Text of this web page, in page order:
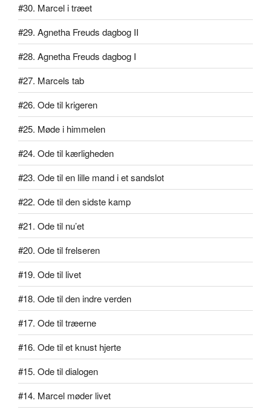
#30. Marcel i træet
#29. Agnetha Freuds dagbog II
#28. Agnetha Freuds dagbog I
#27. Marcels tab
#26. Ode til krigeren
#25. Møde i himmelen
#24. Ode til kærligheden
#23. Ode til en lille mand i et sandslot
#22. Ode til den sidste kamp
#21. Ode til nu’et
#20. Ode til frelseren
#19. Ode til livet
#18. Ode til den indre verden
#17. Ode til træerne
#16. Ode til et knust hjerte
#15. Ode til dialogen
#14. Marcel møder livet